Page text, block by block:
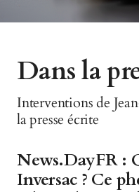
Dans la
Interventions de
la presse écrite
News.DayFR :
Inversac ? Ce